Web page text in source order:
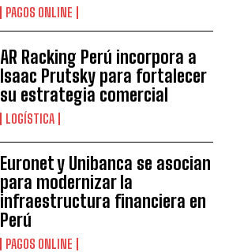
PAGOS ONLINE
AR Racking Perú incorpora a
Isaac Prutsky para fortalecer
su estrategia comercial
LOGÍSTICA
Euronet y Unibanca se asocian
para modernizar la
infraestructura financiera en
Perú
PAGOS ONLINE